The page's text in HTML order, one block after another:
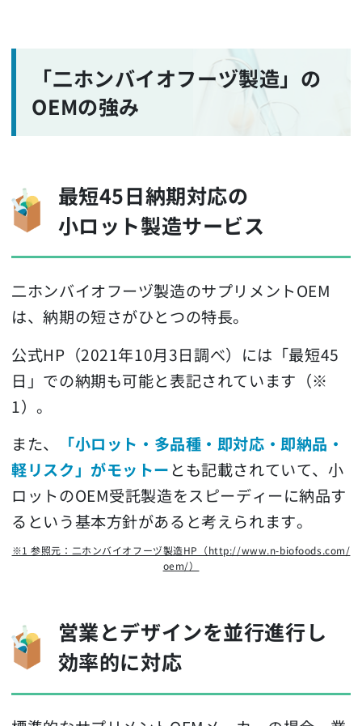
「二ホンバイオフーヅ製造」の
OEMの強み
最短45日納期対応の
小ロット製造サービス
二ホンバイオフーヅ製造のサプリメントOEM
は、納期の短さがひとつの特長。
公式HP（2021年10月3日調べ）には「最短45
日」での納期も可能と表記されています（※
1）。
また、
「小ロット・多品種・即対応・即納品・
軽リスク」がモットーとも記載されていて、小
ロットのOEM受託製造をスピーディーに納品す
るという基本方針があると考えられます。
※1 参照元：二ホンバイオフーヅ製造HP（http://www.n-biofoods.com/
oem/）
営業とデザインを並行進行し
効率的に対応